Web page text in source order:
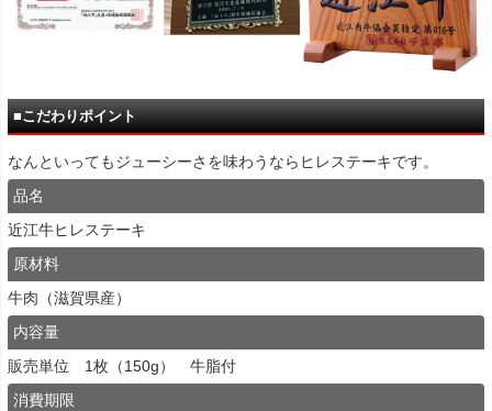
■こだわりポイント
なんといってもジューシーさを味わうならヒレステーキです。
品名
近江牛ヒレステーキ
原材料
牛肉（滋賀県産）
内容量
販売単位 1枚（150g） 牛脂付
消費期限